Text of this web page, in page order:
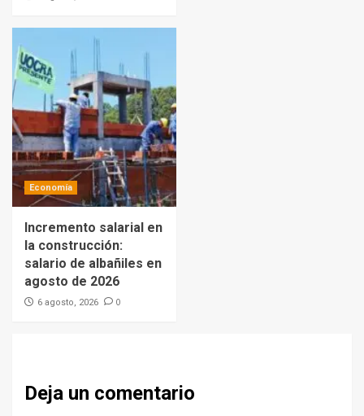
Economía
Incremento salarial en
la construcción:
salario de albañiles en
agosto de 2026
6 agosto, 2026 0
Deja un comentario